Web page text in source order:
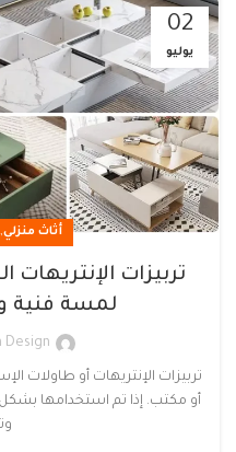
02
يوليو
أثاث منزلي,
تربيزات
لمسة فنية
Design
تربيزات الإنتريهات أو طاولات
أو مكتب. إذا تم استخدامها